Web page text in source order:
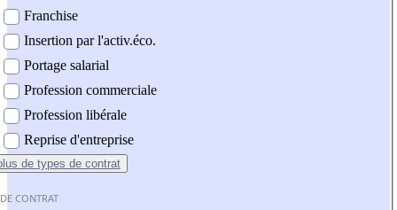
Franchise
Insertion par l'activ.éco.
Portage salarial
Profession commerciale
Profession libérale
Reprise d'entreprise
de types de contrat
CONTRAT